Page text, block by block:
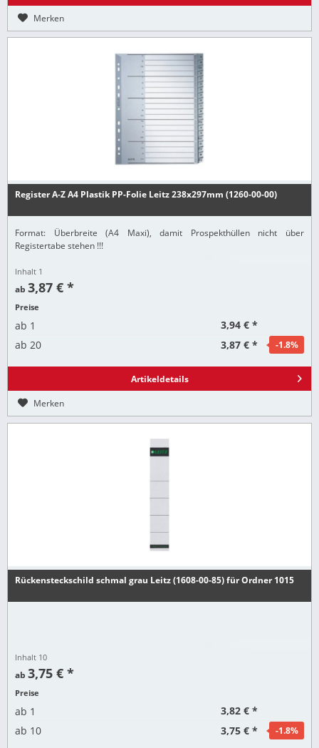
Merken
Register A-Z A4 Plastik PP-Folie Leitz 238x297mm (1260-00-00)
Format: Überbreite (A4 Maxi), damit Prospekthüllen nicht über
Registertabe stehen !!!
Inhalt 1
ab3,87 € *
Preise
ab 1
3,94 € *
ab 20 3,87 € * -1.8%
Artikeldetails
Merken
Rückensteckschild schmal grau Leitz (1608-00-85) für Ordner 1015
Inhalt 10
ab3,75 € *
Preise
ab 1
3,82 € *
ab 10 3,75 € * -1.8%